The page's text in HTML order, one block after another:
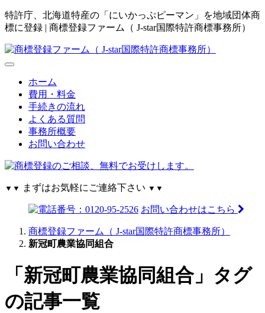
特許庁、北海道特産の「にいかっぷピーマン」を地域団体商
標に登録 | 商標登録ファーム（ J-star国際特許商標事務所）
ホーム
費用・料金
手続きの流れ
よくある質問
事務所概要
お問い合わせ
▼▼ まずはお気軽にご連絡下さい ▼▼
お問い合わせはこちら
商標登録ファーム（ J-star国際特許商標事務所）
新冠町農業協同組合
「新冠町農業協同組合」タグ
の記事一覧